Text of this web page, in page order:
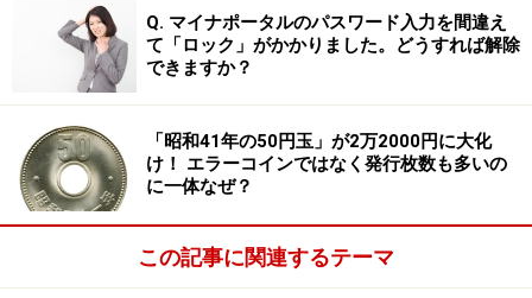
導」を行い、事実上の立候補制限を行うことで、共産党
の意向に沿った代表が選出されるようになっています
（もちろん党員でない代表も多いのですが、あからさま
に反共産党的な候補が立候補できる余地はありませ
ん）。
また、人民解放軍は共産党からの指導を受けることにな
っており、これは「国防法」によって明確に規定されて
Q. マイナポータルのパスワード入力を間違え
て「ロック」がかかりました。どうすれば解除
できますか？
「昭和41年の50円玉」が2万2000円に大化
け！ エラーコインではなく発行枚数も多いの
に一体なぜ？
この記事に関連するテーマ